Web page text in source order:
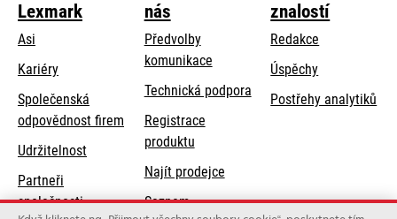
Lexmark
Asi
Kariéry
Společenská
odpovědnost firem opens
new
tab
Udržitelnost
Partneři
společnosti
nás
Předvolby
komunikace
Technická podporaopens
Registrace
produktu
Najít prodejce
Seznam
znalostí
Redakce
Úspěchy
Postřehy analytiků